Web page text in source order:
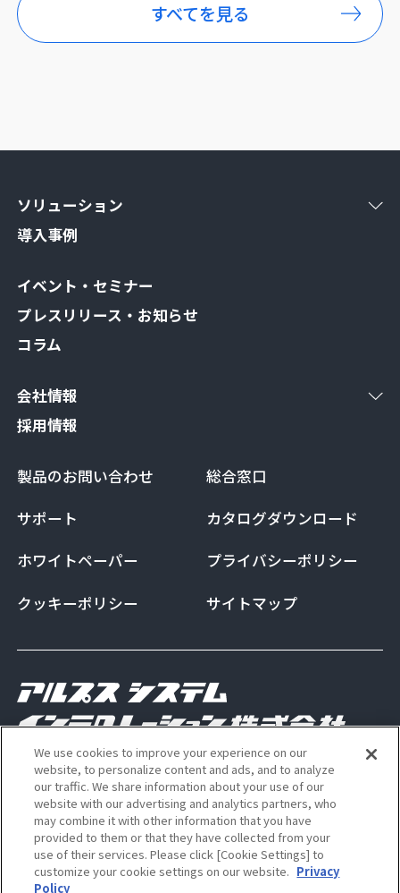
すべてを見る
ソリューション
導入事例
イベント・セミナー
プレスリリース・お知らせ
コラム
会社情報
採用情報
製品のお問い合わせ
総合窓口
サポート
カタログダウンロード
ホワイトペーパー
プライバシーポリシー
クッキーポリシー
サイトマップ
Copyright Alps System Integration Co., Ltd. All
rights reserved
ALSI 公式 Instagram アカウン
ALSI 公式 X アカウント
We use cookies to improve your experience on our
website, to personalize content and ads, and to analyze
our traffic. We share information about your use of our
website with our advertising and analytics partners, who
may combine it with other information that you have
provided to them or that they have collected from your
use of their services. Please click [Cookie Settings] to
customize your cookie settings on our website. Privacy
Policy